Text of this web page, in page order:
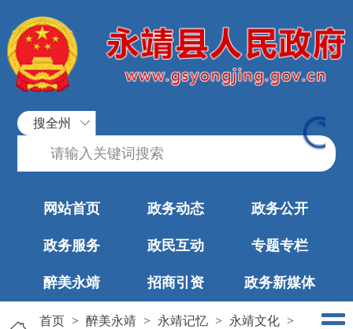
搜全州
网站首页 政务动态 政务公开
政务服务 政民互动 专题专栏
醉美永靖 招商引资 政务新媒体
首页 > 醉美永靖 > 永靖记忆 > 永靖文化 >